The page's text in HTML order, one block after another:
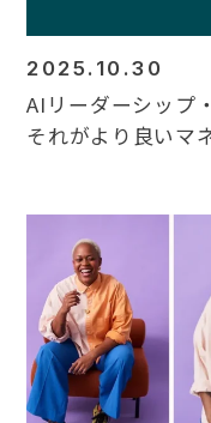
2025.10.30
AIリーダーシップ
それがより良いマ